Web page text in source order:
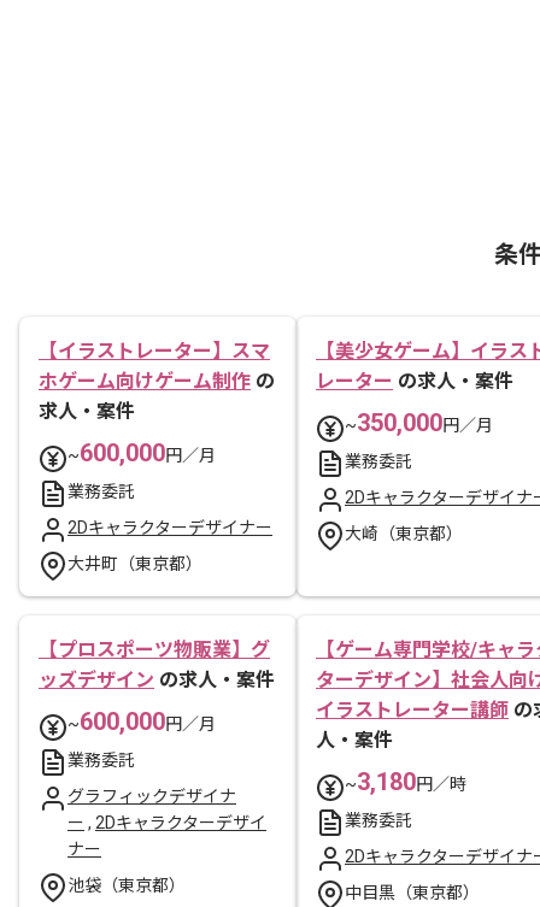
条
【イラストレーター】スマ
ホゲーム向けゲーム制作 の
求人・案件
~600,000円／月
業務委託
2Dキャラクターデザイナー
大井町（東京都）
【美少女ゲーム】イラス
レーター の求人・案件
~350,000円／月
業務委託
2Dキャラクターデザイナ
大崎（東京都）
【プロスポーツ物販業】グ
ッズデザイン の求人・案件
~600,000円／月
業務委託
グラフィックデザイナ
ー , 2Dキャラクターデザイ
ナー
池袋（東京都）
【ゲーム専門学校/キャラ
ターデザイン】社会人向
イラストレーター講師 の
人・案件
~3,180円／時
業務委託
2Dキャラクターデザイナ
中目黒（東京都）